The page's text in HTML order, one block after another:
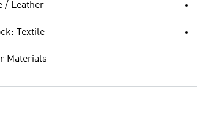
/ Leather
Textile
Materials